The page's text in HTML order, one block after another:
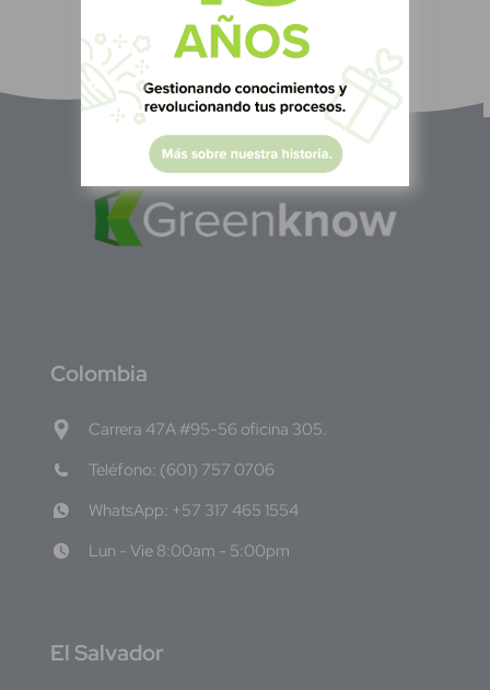
Colombia
Carrera 47A #95-56 oficina 305.
Teléfono: (601) 757 0706
WhatsApp: +57 317 465 1554
Lun - Vie 8:00am - 5:00pm
El Salvador